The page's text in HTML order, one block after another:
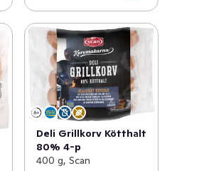
Deli Grillkorv Kötthalt
80% 4-p
400 g, Scan